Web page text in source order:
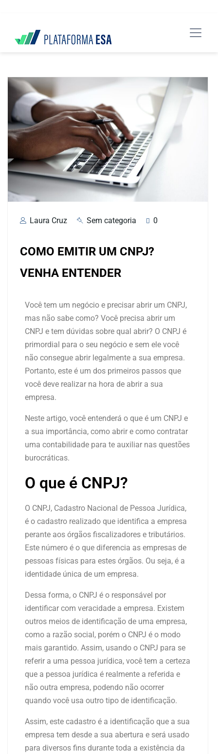
Laura Cruz Sem categoria 0
COMO EMITIR UM CNPJ?
VENHA ENTENDER
Você tem um negócio e precisar abrir um CNPJ,
mas não sabe como? Você precisa abrir um
CNPJ e tem dúvidas sobre qual abrir? O CNPJ é
primordial para o seu negócio e sem ele você
não consegue abrir legalmente a sua empresa.
Portanto, este é um dos primeiros passos que
você deve realizar na hora de abrir a sua
empresa.
Neste artigo, você entenderá o que é um CNPJ e
a sua importância, como abrir e como contratar
uma contabilidade para te auxiliar nas questões
burocráticas.
O que é CNPJ?
O CNPJ, Cadastro Nacional de Pessoa Jurídica,
é o cadastro realizado que identifica a empresa
perante aos órgãos fiscalizadores e tributários.
Este número é o que diferencia as empresas de
pessoas físicas para estes órgãos. Ou seja, é a
identidade única de um empresa.
Dessa forma, o CNPJ é o responsável por
identificar com veracidade a empresa. Existem
outros meios de identificação de uma empresa,
como a razão social, porém o CNPJ é o modo
mais garantido. Assim, usando o CNPJ para se
referir a uma pessoa jurídica, você tem a certeza
que a pessoa jurídica é realmente a referida e
não outra empresa, podendo não ocorrer
quando você usa outro tipo de identificação.
Assim, este cadastro é a identificação que a sua
empresa tem desde a sua abertura e será usado
para diversos fins durante toda a existência da